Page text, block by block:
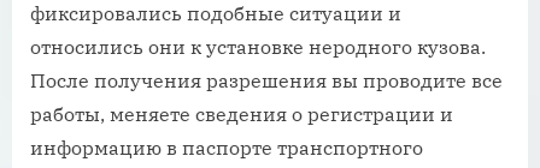
фиксировались подобные ситуации и
относились они к установке неродного кузова.
После получения разрешения вы проводите все
работы, меняете сведения о регистрации и
информацию в паспорте транспортного